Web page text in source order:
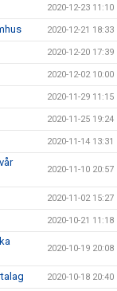
2020-12-23 11:10
2020-12-21 18:33
2020-12-20 17:39
2020-12-02 10:00
2020-11-29 11:15
2020-11-25 19:24
2020-11-14 13:31
2020-11-10 20:57
2020-11-02 15:27
2020-10-21 11:18
2020-10-19 20:08
2020-10-18 20:40